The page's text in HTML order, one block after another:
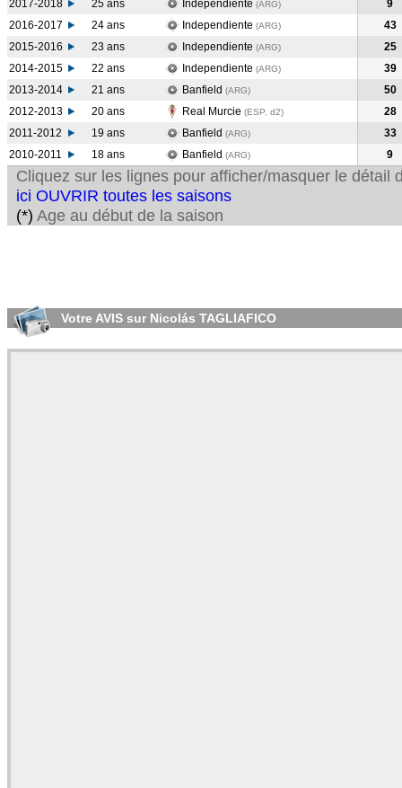
2017-2018 25 ans Independiente (ARG)
9
2016-2017
24 ans Independiente (ARG)
43
2015-2016
23 ans Independiente (ARG)
25
2014-2015
22 ans Independiente (ARG)
39
2013-2014
21 ans Banfield (ARG)
50
2012-2013
20 ans Real Murcie (ESP, d2)
28
2011-2012
19 ans Banfield (ARG)
33
2010-2011
18 ans Banfield (ARG) 9
Cliquez sur les lignes pour afficher/masquer le détail
ici OUVRIR toutes les saisons
(*) Age au début de la saison
Votre AVIS sur Nicolás TAGLIAFICO